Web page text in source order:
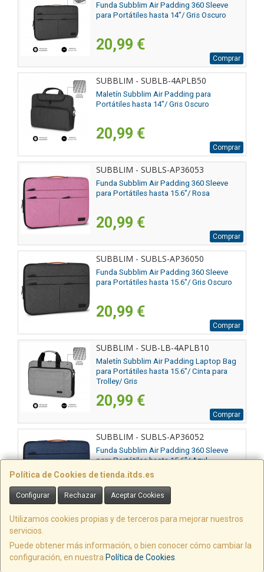
Funda Subblim Air Padding 360 Sleeve
para Portátiles hasta 14"/ Gris Oscuro
20,99 €
Comprar
SUBBLIM - SUBLB-4APLB50
Maletín Subblim Air Padding para
Portátiles hasta 14"/ Gris Oscuro
20,99 €
Comprar
SUBBLIM - SUBLS-AP36053
Funda Subblim Air Padding 360 Sleeve
para Portátiles hasta 15.6"/ Rosa
20,99 €
Comprar
SUBBLIM - SUBLS-AP36050
Funda Subblim Air Padding 360 Sleeve
para Portátiles hasta 15.6"/ Gris Oscuro
20,99 €
Comprar
SUBBLIM - SUB-LB-4APLB10
Maletín Subblim Air Padding Laptop Bag
para Portátiles hasta 15.6"/ Cinta para
Trolley/ Gris
20,99 €
Comprar
SUBBLIM - SUBLS-AP36052
Funda Subblim Air Padding 360 Sleeve
para Portátiles hasta 15.6"/ Azul
20,99 €
SUBBLIM - SUBCST-5SC041
Samsung A11+/ Negra
Política de Cookies de tienda.itds.es
Configurar Rechazar Aceptar Cookies
Utilizamos cookies propias y de terceros para mejorar nuestros
servicios.
Puede obtener más información, o bien conocer cómo cambiar la
configuración, en nuestra Política de Cookies